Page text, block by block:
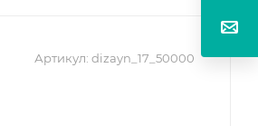
Артикул: dizayn_17_50000